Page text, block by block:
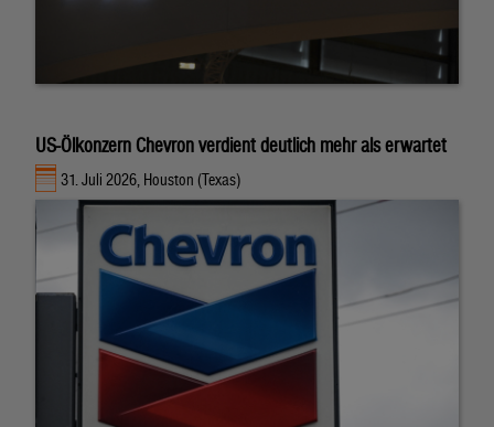
US-Ölkonzern Chevron verdient deutlich mehr als erwartet
31. Juli 2026, Houston (Texas)